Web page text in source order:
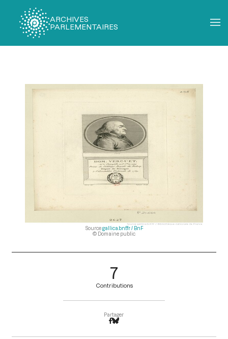
ARCHIVES
PARLEMENTAIRES
Source gallica.bnf.fr / BnF
© Domaine public
7
Contributions
Partager